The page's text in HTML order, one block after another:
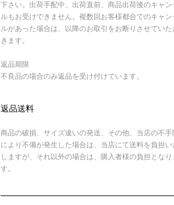
下さい。出荷手配中、出荷直前、商品出荷後のキャン
ルもお受けできません。複数回お客様都合でのキャン
ルがあった場合は、以降のお取引をお断りさせていた
きます。
返品期限
不良品の場合のみ返品を受け付けています。
返品送料
商品の破損、サイズ違いの発送、その他、当店の不手
により不備が発生した場合は、当店にて送料を負担い
しますが、それ以外の場合は、購入者様の負担となり
す。